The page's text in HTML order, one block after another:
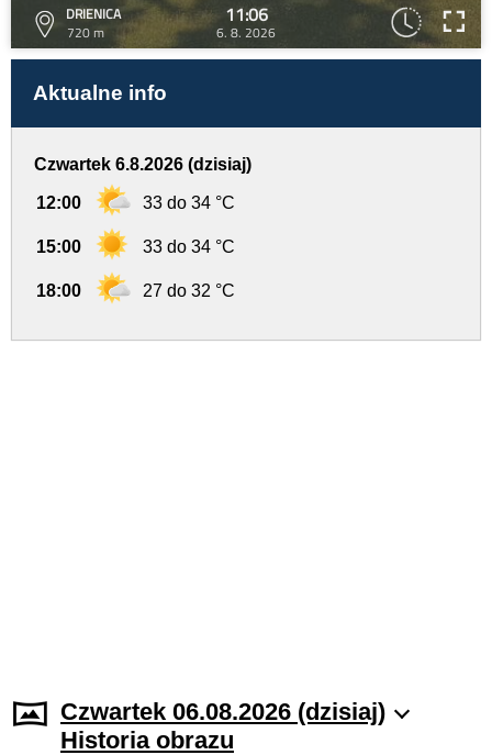
DRIENICA
720 m
11:06
6. 8. 2026
Aktualne info
Czwartek 6.8.2026 (dzisiaj)
12:00 33 do 34 °C
15:00 33 do 34 °C
18:00 27 do 32 °C
Czwartek 06.08.2026 (dzisiaj)
Historia obrazu